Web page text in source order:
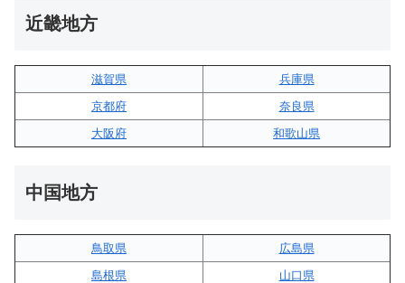
近畿地方
滋賀県
兵庫県
京都府
奈良県
大阪府
和歌山県
中国地方
鳥取県
広島県
島根県
山口県